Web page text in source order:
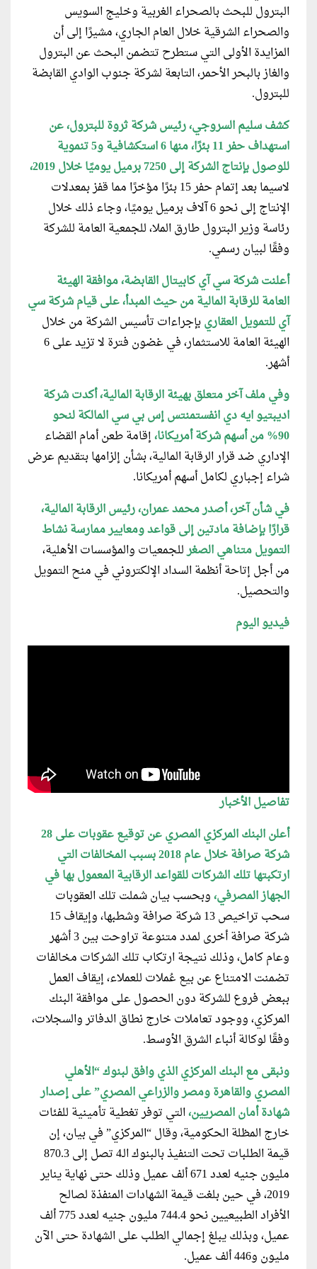
البترول للبحث بالصحراء الغربية وخليج السويس
والصحراء الشرقية خلال العام الجاري، مشيرًا إلى أن
المزايدة الأولى التي ستطرح تتضمن البحث عن البترول
والغاز بالبحر الأحمر، التابعة لشركة جنوب الوادي القابضة
للبترول.
كشف سليم السروجي، رئيس شركة ثروة للبترول، عن
استهداف حفر 11 بئرًا، منها 6 استكشافية و5 تنموية
للوصول بإنتاج الشركة إلى 7250 برميل يوميًا خلال 2019،
لاسيما بعد إتمام حفر 15 بئرًا مؤخرًا مما قفز بمعدلات
الإنتاج إلى نحو 6 آلاف برميل يوميًا، وجاء ذلك خلال
رئاسة وزير البترول طارق الملا، للجمعية العامة للشركة
وفقًا لبيان رسمي.
أعلنت شركة سي آي كابيتال القابضة، موافقة الهيئة
العامة للرقابة المالية من حيث المبدأ، على قيام شركة سي
آي للتمويل العقاريبإجراءات تأسيس الشركة من خلال
الهيئة العامة للاستثمار، في غضون فترة لا تزيد على 6
أشهر.
وفي ملف آخر متعلق بهيئة الرقابة المالية، أكدت شركة
اديبتيو ايه دي انفستمنتس إس بي سي المالكة لنحو
90% من أسهم شركة أمريكانا،
إقامة طعن أمام القضاء
الإداري ضد قرار الرقابة المالية، بشأن إلزامها بتقديم عرض
شراء إجباري لكامل أسهم أمريكانا.
في شأن آخر، أصدر محمد عمران، رئيس الرقابة المالية،
قرارًا بإضافة مادتين إلى قواعد ومعايير ممارسة نشاط
التمويلمتناهي الصغرللجمعيات والمؤسسات الأهلية،
من أجل إتاحة أنظمة السداد الإلكتروني في منح التمويل
والتحصيل.
فيديو اليوم
تفاصيل الأخبار
أعلن البنك المركزي المصري عن توقيع عقوبات على 28
شركة صرافة خلال عام 2018 بسبب المخالفات التي
ارتكبتها تلك الشركات للقواعد الرقابية المعمول بها في
الجهاز المصرفي،وبحسب بيان شملت تلك العقوبات
سحب تراخيص 13 شركة صرافة وشطبها، وإيقاف 15
شركة صرافة أخرى لمدد متنوعة تراوحت بين 3 أشهر
وعام كامل، وذلك نتيجة ارتكاب تلك الشركات مخالفات
تضمنت الامتناع عن بيع عُملات للعملاء، إيقاف العمل
ببعض فروع للشركة دون الحصول على موافقة البنك
المركزي، ووجود تعاملات خارج نطاق الدفاتر والسجلات،
وفقًا لوكالة أنباء الشرق الأوسط.
ونبقى مع البنك المركزي الذي وافق لبنوك “الأهلي
المصري والقاهرة ومصر والزراعي المصري” على إصدار
شهادة أمان المصريين،التي توفر تغطية تأمينية للفئات
خارج المظلة الحكومية، وقال “المركزي” في بيان، إن
قيمة الطلبات تحت التنفيذ بالبنوك الـ4 تصل إلى 870.3
مليون جنيه لعدد 671 ألف عميل وذلك حتى نهاية يناير
2019، في حين بلغت قيمة الشهادات المنفذة لصالح
الأفراد الطبيعيين نحو 744.4 مليون جنيه لعدد 775 ألف
عميل، وبذلك يبلغ إجمالي الطلب على الشهادة حتى الآن
مليون و446 ألف عميل.